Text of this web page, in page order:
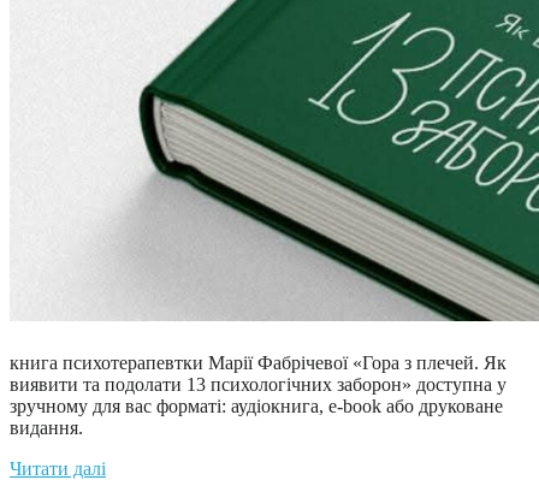
книга психотерапевтки Марії Фабрічевої «Гора з плечей. Як
виявити та подолати 13 психологічних заборон» доступна у
зручному для вас форматі: аудіокнига, e-book або друковане
видання.
Читати далі